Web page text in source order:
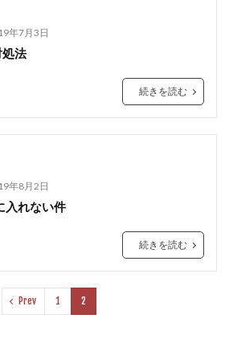
年7月3日
法
続きを読む
年8月2日
入れない件
続きを読む
Prev 1 2